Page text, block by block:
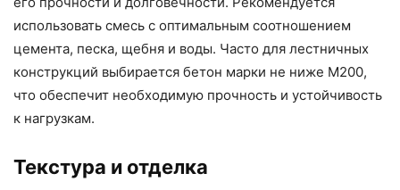
использовать смесь с оптимальным соотношением
цемента, песка, щебня и воды. Часто для лестничных
конструкций выбирается бетон марки не ниже М200,
что обеспечит необходимую прочность и устойчивость
к нагрузкам.
Текстура и отделка